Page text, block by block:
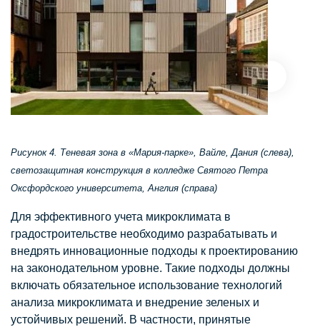
Рисунок 4. Теневая зона в «Мария-парке», Вайле, Дания (слева),
светозащитная конструкция в колледже Святого Петра
Оксфордского университета, Англия (справа)
Для эффективного учета микроклимата в
градостроительстве необходимо разрабатывать и
внедрять инновационные подходы к проектированию
на законодательном уровне. Такие подходы должны
включать обязательное использование технологий
анализа микроклимата и внедрение зеленых и
устойчивых решений. В частности, принятые